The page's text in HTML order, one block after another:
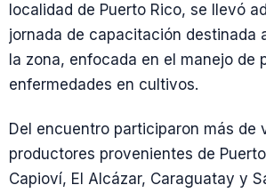
localidad de Puerto Rico, se llevó
jornada de capacitación destinada
la zona, enfocada en el manejo de
enfermedades en cultivos.
Del encuentro participaron más de
productores provenientes de
Capioví, El Alcázar, Caraguatay y